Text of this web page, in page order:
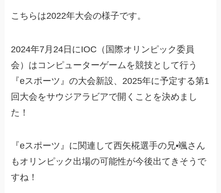
こちらは2022年大会の様子です。
2024年7月24日にIOC（国際オリンピック委員
会）はコンピューターゲームを競技として行う
『eスポーツ』の大会新設、2025年に予定する第1
回大会をサウジアラビアで開くことを決めまし
た！
『eスポーツ』に関連して西矢椛選手の兄•颯さん
もオリンピック出場の可能性が今後出てきそうで
すね！